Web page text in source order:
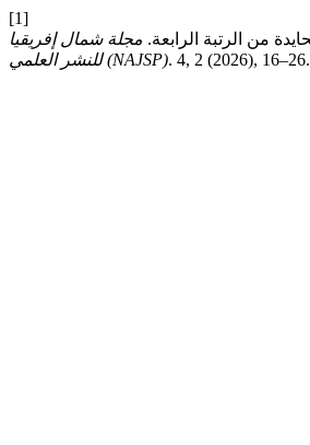
[1]
مجلة شمال إفريقيا
للنشر العلمي (NAJSP). 4, 2 (2026), 16–26.